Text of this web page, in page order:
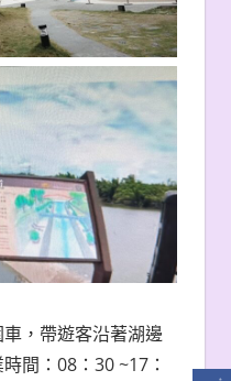
，帶遊客沿著湖邊
間：08：30 ~17：